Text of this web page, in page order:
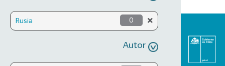
Rusia 0
Autor